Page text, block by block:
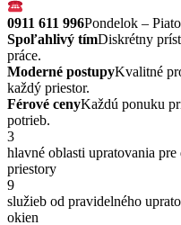
0911 611 996Pondelok –
Spoľahlivý tímDiskrétny
práce.
Moderné postupyKvalitné
každý priestor.
Férové cenyKaždú ponuku
potrieb.
3
hlavné oblasti upratovania
priestory
9
služieb od pravidelného
okien